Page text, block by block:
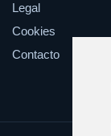
Legal
Cookies
Contacto